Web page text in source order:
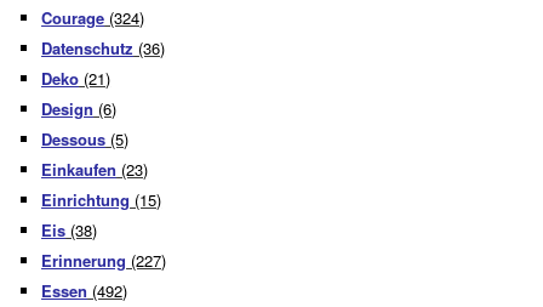
Courage (324)
Datenschutz (36)
Deko (21)
Design (6)
Dessous (5)
Einkaufen (23)
Einrichtung (15)
Eis (38)
Erinnerung (227)
Essen (492)